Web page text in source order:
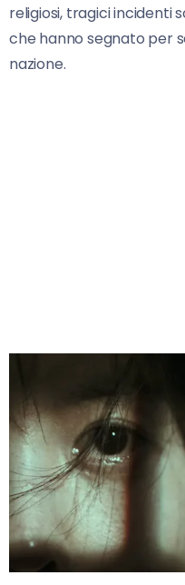
religiosi, tragici incidenti
che hanno segnato per
nazione.